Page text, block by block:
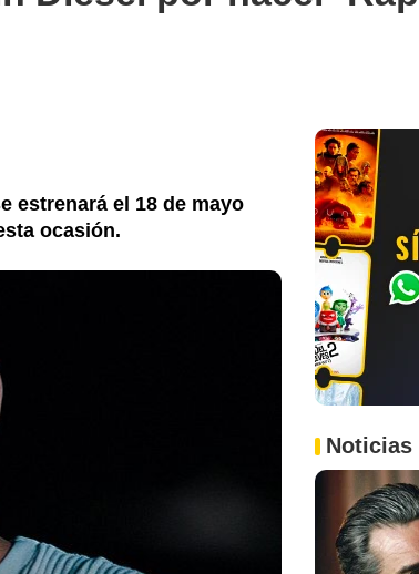
estrenará el 18 de mayo
ocasión.
Noticias